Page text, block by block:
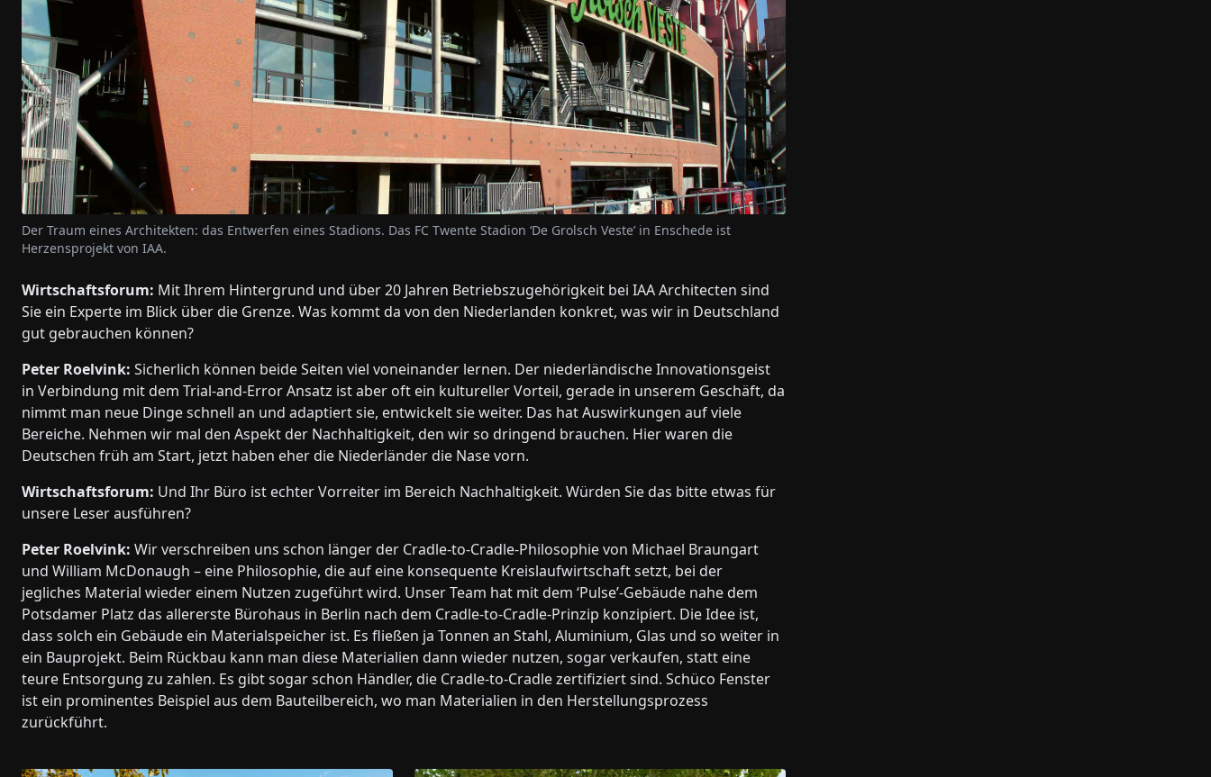
Der Traum eines Architekten: das Entwerfen eines Stadions. Das FC Twente Stadion ‘De Grolsch Veste’ in Enschede ist
Herzensprojekt von IAA.
Wirtschaftsforum: Mit Ihrem Hintergrund und über 20 Jahren Betriebszugehörigkeit bei IAA Architecten sind
Sie ein Experte im Blick über die Grenze. Was kommt da von den Niederlanden konkret, was wir in Deutschland
gut gebrauchen können?
Peter Roelvink: Sicherlich können beide Seiten viel voneinander lernen. Der niederländische Innovationsgeist
in Verbindung mit dem Trial-and-Error Ansatz ist aber oft ein kultureller Vorteil, gerade in unserem Geschäft, da
nimmt man neue Dinge schnell an und adaptiert sie, entwickelt sie weiter. Das hat Auswirkungen auf viele
Bereiche. Nehmen wir mal den Aspekt der Nachhaltigkeit, den wir so dringend brauchen. Hier waren die
Deutschen früh am Start, jetzt haben eher die Niederländer die Nase vorn.
Wirtschaftsforum: Und Ihr Büro ist echter Vorreiter im Bereich Nachhaltigkeit. Würden Sie das bitte etwas für
unsere Leser ausführen?
Peter Roelvink: Wir verschreiben uns schon länger der Cradle-to-Cradle-Philosophie von Michael Braungart
und William McDonaugh – eine Philosophie, die auf eine konsequente Kreislaufwirtschaft setzt, bei der
jegliches Material wieder einem Nutzen zugeführt wird. Unser Team hat mit dem ‘Pulse’-Gebäude nahe dem
Potsdamer Platz das allererste Bürohaus in Berlin nach dem ­Cradle-to-Cradle-Prinzip konzipiert. Die Idee ist,
dass solch ein Gebäude ein Materialspeicher ist. Es fließen ja Tonnen an Stahl, Aluminium, Glas und so weiter in
ein Bauprojekt. Beim Rückbau kann man diese Materialien dann wieder nutzen, sogar verkaufen, statt eine
teure Entsorgung zu zahlen. Es gibt sogar schon Händler, die Cradle-to-Cradle zertifiziert sind. Schüco Fenster
ist ein prominentes Beispiel aus dem Bauteilbereich, wo man Materialien in den Herstellungsprozess
zurückführt.